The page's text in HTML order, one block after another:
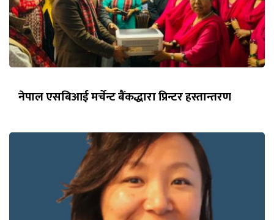
नेपाल एसबिआई मर्चेन्ट बैंकद्धारा प्रिन्टर हस्तान्तरण